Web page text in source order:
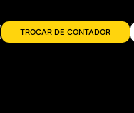
TROCAR DE CONTADOR